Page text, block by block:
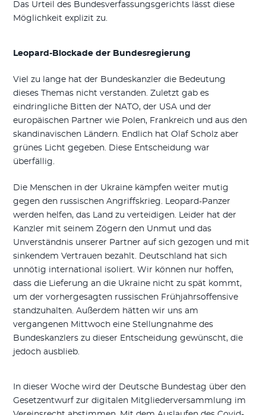
Das Urteil des Bundesverfassungsgerichts lässt diese
Möglichkeit explizit zu.
Leopard-Blockade der Bundesregierung
Viel zu lange hat der Bundeskanzler die Bedeutung
dieses Themas nicht verstanden. Zuletzt gab es
eindringliche Bitten der NATO, der USA und der
europäischen Partner wie Polen, Frankreich und aus den
skandinavischen Ländern. Endlich hat Olaf Scholz aber
grünes Licht gegeben. Diese Entscheidung war
überfällig.
Die Menschen in der Ukraine kämpfen weiter mutig
gegen den russischen Angriffskrieg. Leopard-Panzer
werden helfen, das Land zu verteidigen. Leider hat der
Kanzler mit seinem Zögern den Unmut und das
Unverständnis unserer Partner auf sich gezogen und mit
sinkendem Vertrauen bezahlt. Deutschland hat sich
unnötig international isoliert. Wir können nur hoffen,
dass die Lieferung an die Ukraine nicht zu spät kommt,
um der vorhergesagten russischen Frühjahrsoffensive
standzuhalten. Außerdem hätten wir uns am
vergangenen Mittwoch eine Stellungnahme des
Bundeskanzlers zu dieser Entscheidung gewünscht, die
jedoch ausblieb.
In dieser Woche wird der Deutsche Bundestag über den
Gesetzentwurf zur digitalen Mitgliederversammlung im